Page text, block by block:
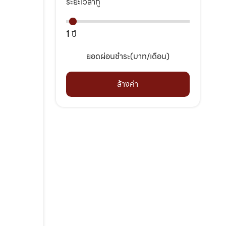
1 ปี
ยอดผ่อนชำระ(บาท/เดือน)
ล้างค่า